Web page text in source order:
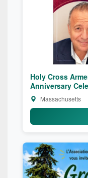
Holy Cross
Anniversary
Massachusetts